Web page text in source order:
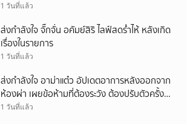
1 วันที่แล้ว
ส่งกำลังใจ จั๊กจั่น อคัมย์สิริ ไลฟ์สดร่ำไห้ หลังเกิด
เรื่องในรายการ
1 วันที่แล้ว
ส่งกำลังใจ อาม่าแต๋ว อัปเดตอาการหลังออกจาก
ห้องผ่า เผยข้อห้ามที่ต้องระวัง ต้องปรับตัวครั้ง
สำคัญ
1 วันที่แล้ว